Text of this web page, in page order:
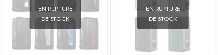
EN RUPTURE
DE STOCK
EN RUPTURE
DE STOCK